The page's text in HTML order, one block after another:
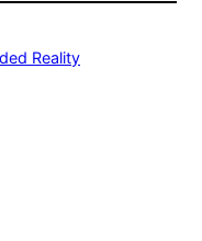
Reality